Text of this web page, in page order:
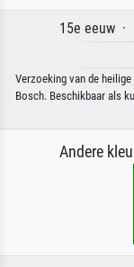
15e eeuw ·
Verzoeking van de
Bosch. Beschikbaar als
Andere